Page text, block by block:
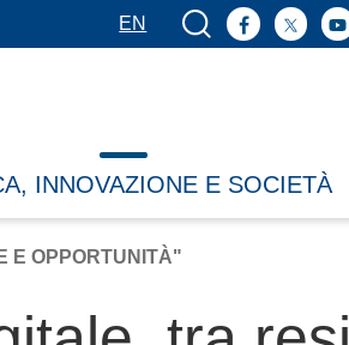
EN Bottone cerca
Facebook
X
INNOVAZIONE E SOCIETÀ
E OPPORTUNITÀ"